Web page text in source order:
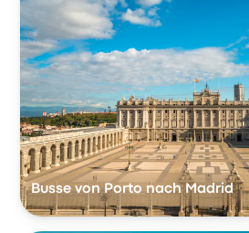
Busse von Porto nach Madrid